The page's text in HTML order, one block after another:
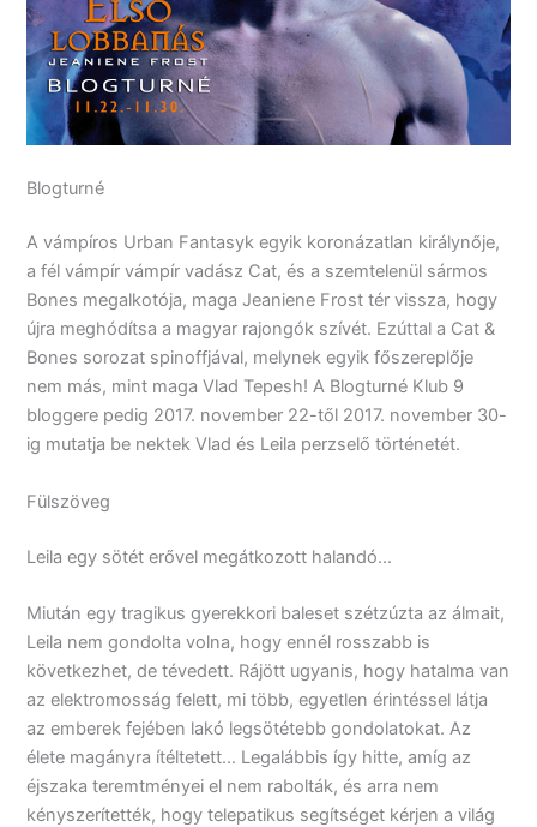
Blogturné
A vámpíros Urban Fantasyk egyik koronázatlan királynője,
a fél vámpír vámpír vadász Cat, és a szemtelenül sármos
Bones megalkotója, maga Jeaniene Frost tér vissza, hogy
újra meghódítsa a magyar rajongók szívét. Ezúttal a Cat &
Bones sorozat spinoffjával, melynek egyik főszereplője
nem más, mint maga Vlad Tepesh! A Blogturné Klub 9
bloggere pedig 2017. november 22-től 2017. november 30-
ig mutatja be nektek Vlad és Leila perzselő történetét.
Fülszöveg
Leila egy sötét erővel megátkozott halandó…
Miután egy tragikus gyerekkori baleset szétzúzta az álmait,
Leila nem gondolta volna, hogy ennél rosszabb is
következhet, de tévedett. Rájött ugyanis, hogy hatalma van
az elektromosság felett, mi több, egyetlen érintéssel látja
az emberek fejében lakó legsötétebb gondolatokat. Az
élete magányra ítéltetett… Legalábbis így hitte, amíg az
éjszaka teremtményei el nem rabolták, és arra nem
kényszerítették, hogy telepatikus segítséget kérjen a világ